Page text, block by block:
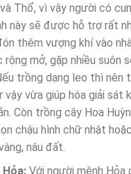
Thổ, vì vậy người có
này sẽ được hỗ trợ rất
thêm vượng khí vào
mở, gặp nhiều suôn
trồng dạng leo thì nên
vậy vừa giúp hóa giải sát
Còn trồng cây Hoa
chậu hình chữ nhật
nâu đất.
Hỏa:Với người mệnh Hỏa